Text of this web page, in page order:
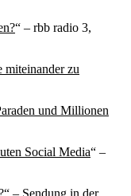
“ – rbb radio 3,
miteinander zu
und Millionen
Social Media“ –